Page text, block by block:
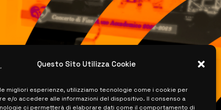
Questo Sito Utilizza Cookie
migliori esperienze, utilizziamo tecnologie come i cookie per
e/o accedere alle informazioni del dispositivo. Il consenso a
ci permetterà di elaborare dati come il comportamento di